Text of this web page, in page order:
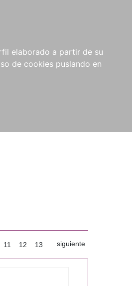
elaborado a partir de su
de cookies puslando en
11 12 13 siguiente